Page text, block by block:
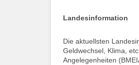
Landesinformation
Die aktuellsten
Geldwechsel, Klima,
Angelegenheiten